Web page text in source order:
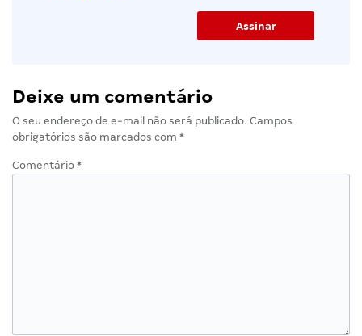
Deixe um comentário
O seu endereço de e-mail não será publicado. Campos
obrigatórios são marcados com *
Comentário *